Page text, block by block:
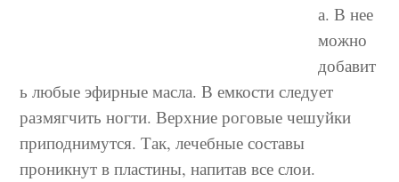
а. В нее
можно
добавит
ь любые эфирные масла. В емкости следует
размягчить ногти. Верхние роговые чешуйки
приподнимутся. Так, лечебные составы
проникнут в пластины, напитав все слои.